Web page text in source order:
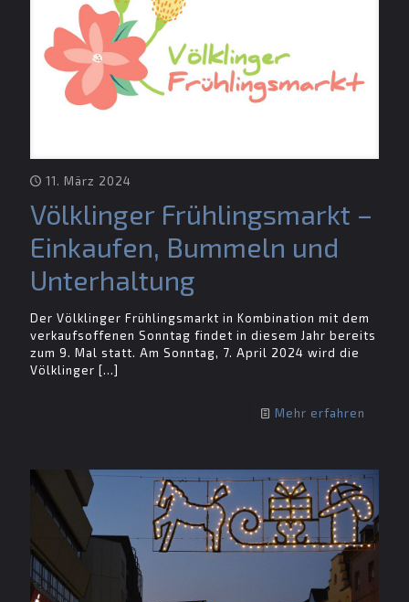
11. März 2024
Völklinger Frühlingsmarkt –
Einkaufen, Bummeln und
Unterhaltung
Der Völklinger Frühlingsmarkt in Kombination mit dem
verkaufsoffenen Sonntag findet in diesem Jahr bereits
zum 9. Mal statt. Am Sonntag, 7. April 2024 wird die
Völklinger […]
Mehr erfahren